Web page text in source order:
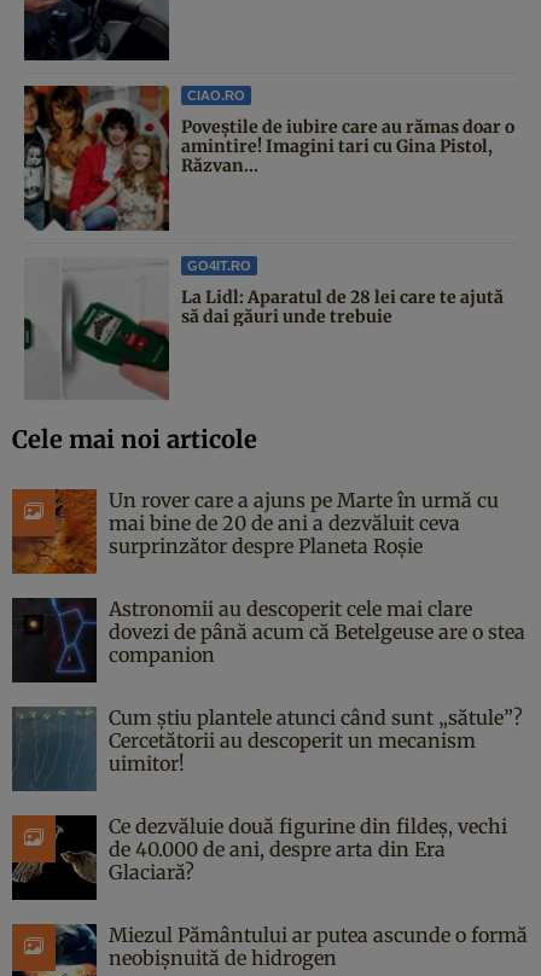
CIAO.RO
Poveştile de iubire care au rămas doar o
amintire! Imagini tari cu Gina Pistol,
Răzvan...
GO4IT.RO
La Lidl: Aparatul de 28 lei care te ajută
să dai găuri unde trebuie
Cele mai noi articole
Un rover care a ajuns pe Marte în urmă cu
mai bine de 20 de ani a dezvăluit ceva
surprinzător despre Planeta Roșie
Astronomii au descoperit cele mai clare
dovezi de până acum că Betelgeuse are o stea
companion
Cum știu plantele atunci când sunt „sătule”?
Cercetătorii au descoperit un mecanism
uimitor!
Ce dezvăluie două figurine din fildeș, vechi
de 40.000 de ani, despre arta din Era
Glaciară?
Miezul Pământului ar putea ascunde o formă
neobișnuită de hidrogen